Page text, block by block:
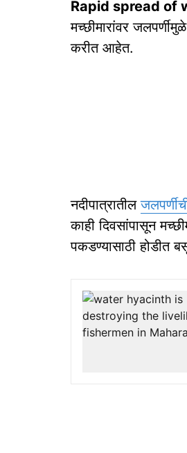
Rapid spread of
मच्छीमारांवर
करीत आहेत.
नदीपात्रातील
काही दिवसांपासून
पकडण्यासाठी होडीत